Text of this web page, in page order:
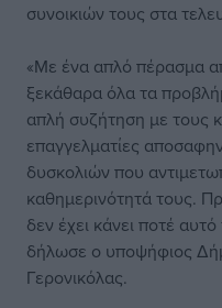
συνοικιών τους στα
«Με ένα απλό πέρασμα
ξεκάθαρα όλα τα
απλή συζήτηση με τους
επαγγελματίες
δυσκολιών που
καθημερινότητά τους.
δεν έχει κάνει ποτέ
δήλωσε ο υποψήφιος
Γερονικόλας.